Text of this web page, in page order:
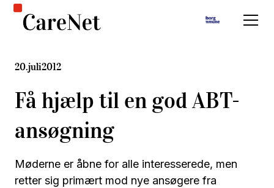
20.juli2012
Få hjælp til en god ABT-
ansøgning
Møderne er åbne for alle interesserede, men
retter sig primært mod nye ansøgere fra